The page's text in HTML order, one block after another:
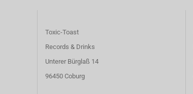
Toxic-Toast
Records & Drinks
Unterer Bürglaß 14
96450 Coburg